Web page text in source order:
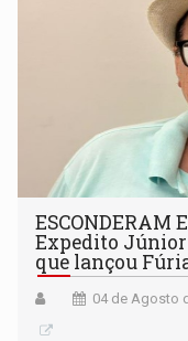
ESCONDERAM
Expedito
que lançou
04 de Agosto